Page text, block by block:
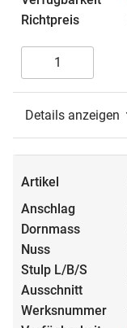
Details anzeigen